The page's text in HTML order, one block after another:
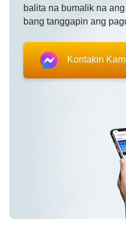
balita na bumalik na
bang tanggapin ang
Kontakin